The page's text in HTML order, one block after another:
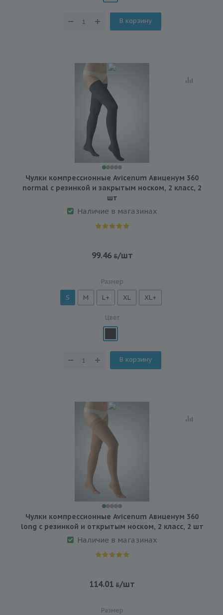
В корзину
Чулки компрессионные Avicenum Авиценум 360
normal с резинкой и закрытым носком, 2 класс, 2
шт
Наличие в магазинах
99.46 /шт
Размер
S M L+ XL XL+
Цвет
В корзину
Чулки компрессионные Avicenum Авиценум 360
long с резинкой и открытым носком, 2 класс, 2 шт
Наличие в магазинах
114.01 /шт
Размер